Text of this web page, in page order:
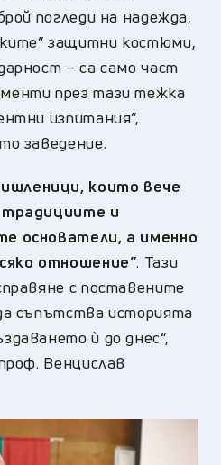
погледи на надежда,
защитни костюми,
– са само част
през тази тежка
изпитания“,
заведение.
които вече
традициите и
основатели, а именно
отношение”. Тази
с поставените
съпътства историята
ѝ до днес“,
Венцислав